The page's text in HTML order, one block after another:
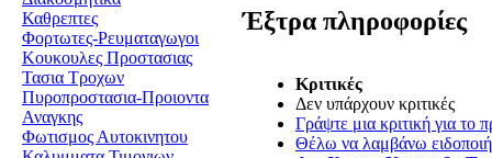
Καθρεπτες
Φορτωτες-Ρευματαγωγοι
Κουκουλες Προστασιας
Τασια Τροχων
Πυροπροστασια-Προιοντα
Αναγκης
Φωτισμος Αυτοκινητου
Έξτρα πληροφορίες
Κριτικές
Δεν υπάρχουν κριτικές
Γράψτε μια κριτική για το
Θέλω να λαμβάνω